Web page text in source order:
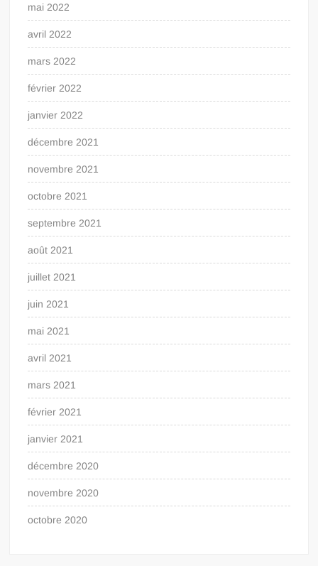
mai 2022
avril 2022
mars 2022
février 2022
janvier 2022
décembre 2021
novembre 2021
octobre 2021
septembre 2021
août 2021
juillet 2021
juin 2021
mai 2021
avril 2021
mars 2021
février 2021
janvier 2021
décembre 2020
novembre 2020
octobre 2020